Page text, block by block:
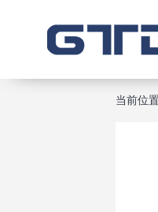
当前位置